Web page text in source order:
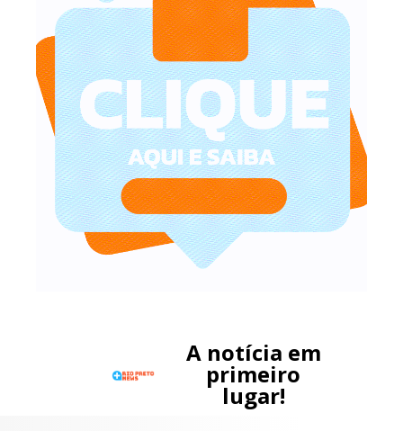
A notícia em
primeiro
lugar!